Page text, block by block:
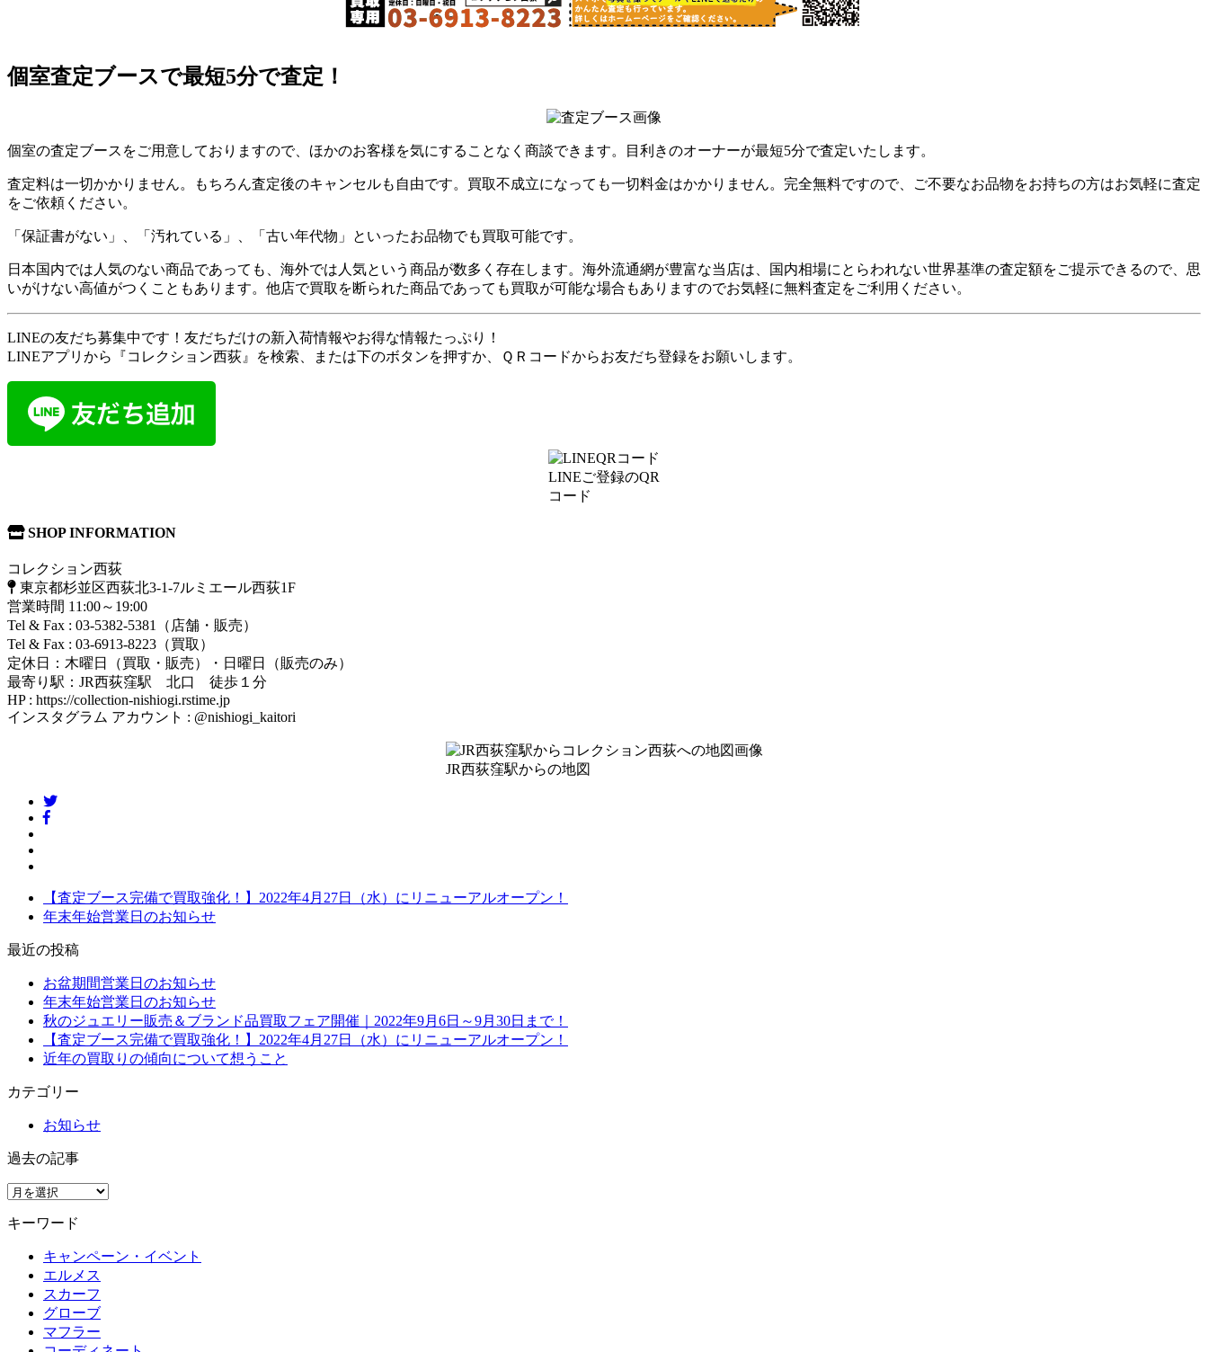
個室査定ブースで最短5分で査定！
個室の査定ブースをご用意しておりますので、ほかのお客様を気にすることなく商談できます。目利きのオーナーが最短5分で査定いたします。
査定料は一切かかりません。もちろん査定後のキャンセルも自由です。買取不成立になっても一切料金はかかりません。完全無料ですので、ご不要なお品物をお持ちの方はお気軽に査定
をご依頼ください。
「保証書がない」、「汚れている」、「古い年代物」といったお品物でも買取可能です。
日本国内では人気のない商品であっても、海外では人気という商品が数多く存在します。海外流通網が豊富な当店は、国内相場にとらわれない世界基準の査定額をご提示できるので、思
いがけない高値がつくこともあります。他店で買取を断られた商品であっても買取が可能な場合もありますのでお気軽に無料査定をご利用ください。
LINEの友だち募集中です！友だちだけの新入荷情報やお得な情報たっぷり！
LINEアプリから『コレクション西荻』を検索、または下のボタンを押すか、ＱＲコードからお友だち登録をお願いします。
LINEご登録のQR
コード
SHOP INFORMATION
コレクション西荻
東京都杉並区西荻北3-1-7ルミエール西荻1F
営業時間 11:00～19:00
Tel & Fax : 03-5382-5381（店舗・販売）
Tel & Fax : 03-6913-8223（買取）
定休日
：木曜日（買取・販売）・日曜日（販売のみ）
最寄り駅 ：JR西荻窪駅 北口 徒歩１分
HP: https://collection-nishiogi.rstime.jp
インスタグラム アカウント : @nishiogi_kaitori
JR西荻窪駅からの地図
【査定ブース完備で買取強化！】2022年4月27日（水）にリニューアルオープン！
年末年始営業日のお知らせ
最近の投稿
お盆期間営業日のお知らせ
年末年始営業日のお知らせ
秋のジュエリー販売＆ブランド品買取フェア開催｜2022年9月6日～9月30日まで！
【査定ブース完備で買取強化！】2022年4月27日（水）にリニューアルオープン！
近年の買取りの傾向について想うこと
カテゴリー
お知らせ
過去の記事
キーワード
キャンペーン・イベント
エルメス
スカーフ
グローブ
マフラー